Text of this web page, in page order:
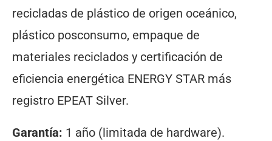
recicladas de plástico de origen oceánico,
plástico posconsumo, empaque de
materiales reciclados y certificación de
eficiencia energética ENERGY STAR más
registro EPEAT Silver.
Garantía: 1 año (limitada de hardware).